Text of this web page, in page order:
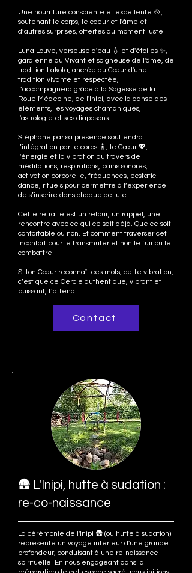
Une nourriture consciente et excellente 🍲,
soutenant le corps, le coeur et l'âme et
d’autres surprises, offertes au moment juste.
Luna Louve, verseuse d'eau 💧 et d'étoiles ✨,
gardienne du Vivant et soigneuse de l'âme, de
tradition Lakota, ancrée au Cœur d'une
tradition vivante et respectée,
t’accompagnera grâce à la Sagesse de la
Roue Médecine, de l'Inipi, avec la danse des
éléments, les voyages chamaniques,
l'astrologie et ses diapasons.
Stéphane par sa présence soutiendra
l’intégration par le corps 🧍, le Cœur 💖,
l'énergie et la vibration au travers de
méditations, respirations, bains sonores,
activation corporelle, fréquences, ecstatic
dance, rituels pour permettre à l’expérience
de s’inscrire dans chaque cellule.
Cette retraite est un retour, un rappel, une
rencontre avec ce qui ce sait déjà. Que ce soit
confortable ou non. Et comment traverser cet
inconfort pour le transmuter et non le fuir ou le
combattre.
Si ton Cœur reconnaît ces mots, cette vibration,
c’est que ce Cercle authentique, vibrant et
puissant, t’attend.
Contact
🛖 L'Inipi, hutte à sudation :
re-co-naissance
La cérémonie de l'Inipi 🛖 (ou hutte à sudation)
représente un voyage intérieur d'une grande
profondeur, conduisant à une re-naissance
spirituelle. En nous engageant dans la